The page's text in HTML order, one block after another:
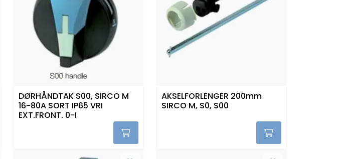
DØRHÅNDTAK S00, SIRCO M
16-80A SORT IP65 VRI
EXT.FRONT. 0-I
AKSELFORLENGER 200mm
SIRCO M, S0, S00